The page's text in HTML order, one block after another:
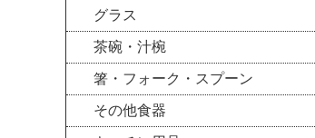
グラス
茶碗・汁椀
箸・フォーク・スプーン
その他食器